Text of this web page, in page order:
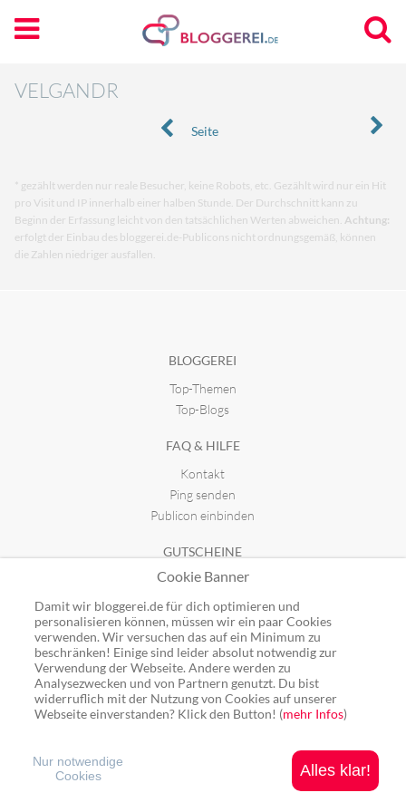
VELGANDR
Seite
* gezählt werden nur reale Besucher, keine Robots, etc. Gezählt wird nur ein Hit
pro Visit und IP innerhalb einer halben Stunde. Der Durchschnitt kann zu
Beginn der Erfassung leicht von den tatsächlichen Werten abweichen. Achtung:
erfolgt der Einbau des bloggerei.de-Publicons nicht ordnungsgemäß, können
die Zahlen niedriger ausfallen.
BLOGGEREI
Top-Themen
Top-Blogs
FAQ & HILFE
Kontakt
Ping senden
Publicon einbinden
GUTSCHEINE
Top-Gutscheine
Alle Shops
Ping: http://rpc.bloggerei.de/ping/ (*nur für angemeldete Blogs)
Blogverzeichnis Bloggerei.de © 2006 - 2026
Cookie Banner
Damit wir bloggerei.de für dich optimieren und
personalisieren können, müssen wir ein paar Cookies
verwenden. Wir versuchen das auf ein Minimum zu
beschränken! Einige sind leider absolut notwendig zur
Verwendung der Webseite. Andere werden zu
Analysezwecken und von Partnern genutzt. Du bist
widerruflich mit der Nutzung von Cookies auf unserer
Webseite einverstanden? Klick den Button! (mehr Infos)
Alles klar!
Nur notwendige
Cookies